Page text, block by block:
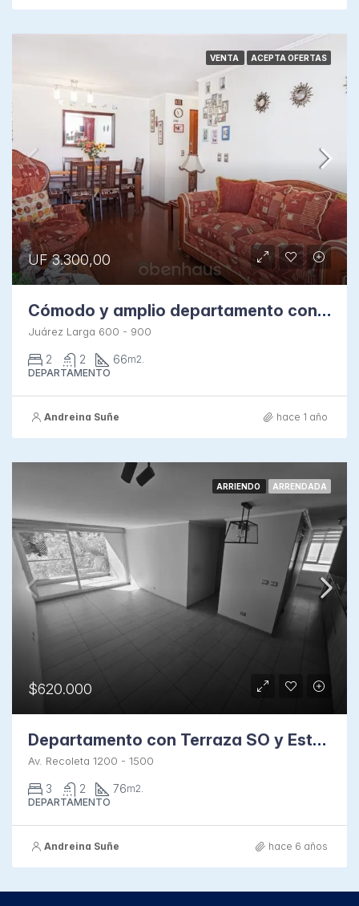
VENTA ACEPTA OFERTAS
UF 3.300,00
Cómodo y amplio departamento con vista despejada en Recoleta
Juárez Larga 600 - 900
2 2 66m2.
DEPARTAMENTO
Andreina Suñe hace 1 año
ARRIENDO ARRENDADA
$620.000
Departamento con Terraza SO y Estacionamiento en Recoleta
Av. Recoleta 1200 - 1500
3 2 76m2.
DEPARTAMENTO
Andreina Suñe hace 6 años